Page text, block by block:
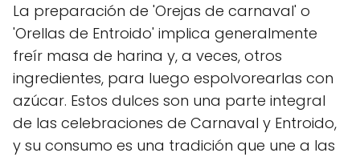
La preparación de 'Orejas de carnaval' o
'Orellas de Entroido' implica generalmente
freír masa de harina y, a veces, otros
ingredientes, para luego espolvorearlas con
azúcar. Estos dulces son una parte integral
de las celebraciones de Carnaval y Entroido,
y su consumo es una tradición que une a las